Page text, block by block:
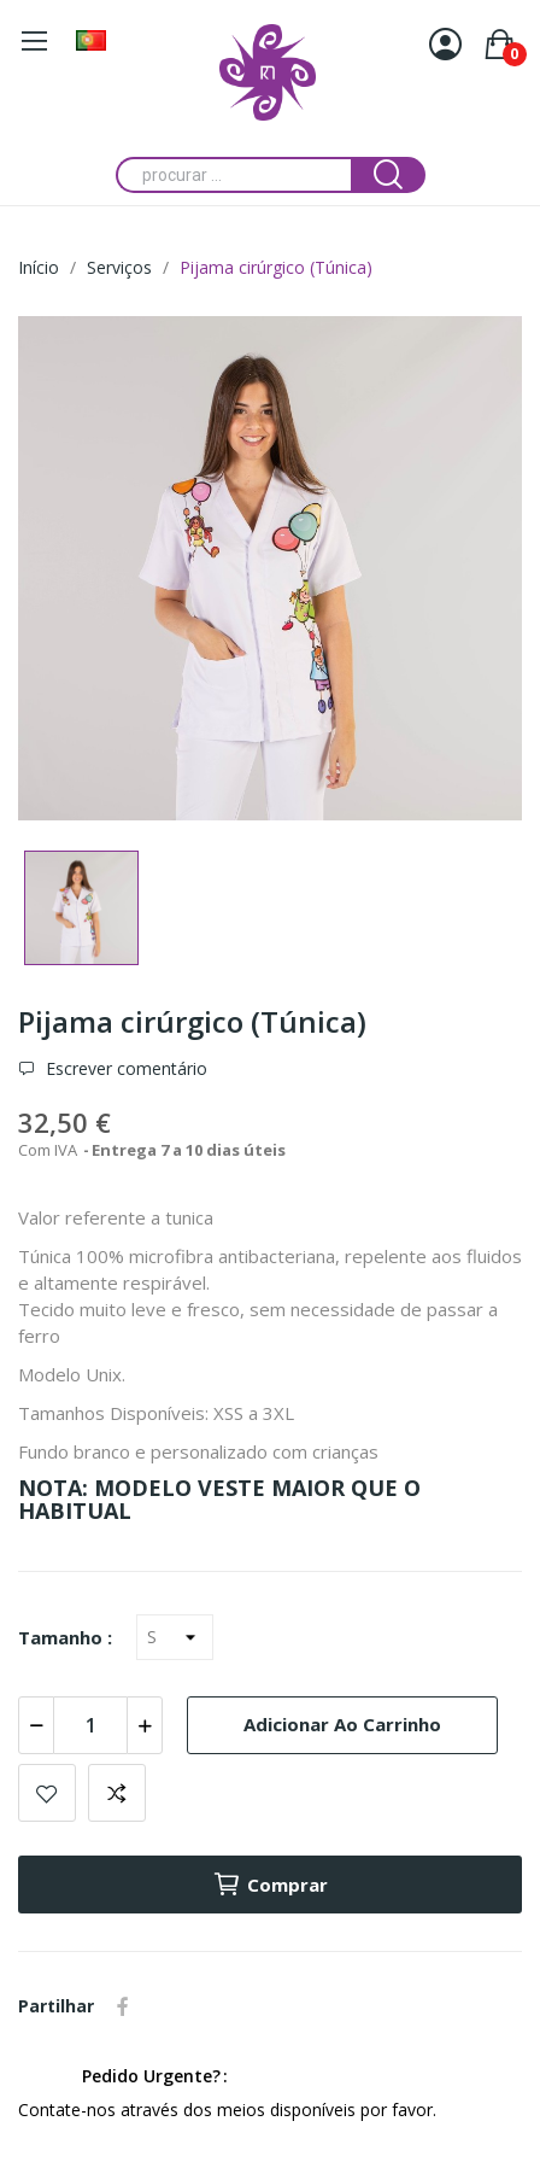
0
Início Serviços Pijama cirúrgico (Túnica)
Pijama cirúrgico (Túnica)
Escrever comentário
32,50 €
Com IVA Entrega 7 a 10 dias úteis
Valor referente a tunica
Túnica 100% microfibra antibacteriana, repelente aos fluidos
e altamente respirável.
Tecido muito leve e fresco, sem necessidade de passar a
ferro
Modelo Unix.
Tamanhos Disponíveis: XSS a 3XL
Fundo branco e personalizado com crianças
NOTA: MODELO VESTE MAIOR QUE O
HABITUAL
Tamanho :
Adicionar Ao Carrinho
Comprar
Partilhar
Pedido Urgente?
Contate-nos através dos meios disponíveis por favor.